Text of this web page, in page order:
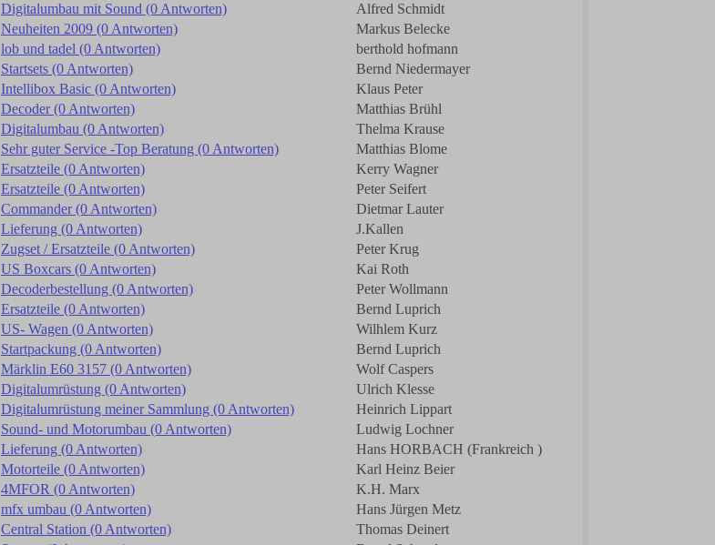
Digitalumbau mit Sound (0 Antworten)
Alfred Schmidt
Neuheiten 2009 (0 Antworten)
Markus Belecke
lob und tadel (0 Antworten)
berthold hofmann
Startsets (0 Antworten)
Bernd Niedermayer
Intellibox Basic (0 Antworten)
Klaus Peter
Decoder (0 Antworten)
Matthias Brühl
Digitalumbau (0 Antworten)
Thelma Krause
Sehr guter Service -Top Beratung (0 Antworten)
Matthias Blome
Ersatzteile (0 Antworten)
Kerry Wagner
Ersatzteile (0 Antworten)
Peter Seifert
Commander (0 Antworten)
Dietmar Lauter
Lieferung (0 Antworten)
J.Kallen
Zugset / Ersatzteile (0 Antworten)
Peter Krug
US Boxcars (0 Antworten)
Kai Roth
Decoderbestellung (0 Antworten)
Peter Wollmann
Ersatzteile (0 Antworten)
Bernd Luprich
US- Wagen (0 Antworten)
Wilhlem Kurz
Startpackung (0 Antworten)
Bernd Luprich
Märklin E60 3157 (0 Antworten)
Wolf Caspers
Digitalumrüstung (0 Antworten)
Ulrich Klesse
Digitalumrüstung meiner Sammlung (0 Antworten)
Heinrich Lippart
Sound- und Motorumbau (0 Antworten)
Ludwig Lochner
Lieferung (0 Antworten)
Hans HORBACH (Frankreich )
Motorteile (0 Antworten)
Karl Heinz Beier
4MFOR (0 Antworten)
K.H. Marx
mfx umbau (0 Antworten)
Hans Jürgen Metz
Central Station (0 Antworten)
Thomas Deinert